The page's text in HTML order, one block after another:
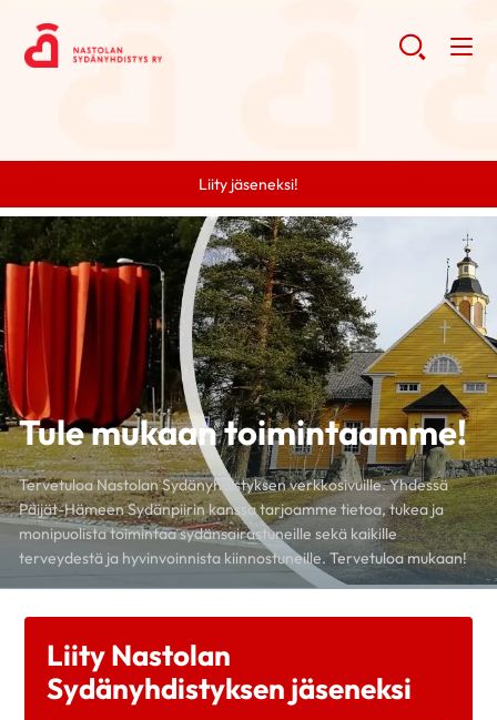
Liity jäseneksi!
Tule mukaan toimintaamme!
Tervetuloa Nastolan Sydänyhdistyksen verkkosivuille. Yhdessä
Päijät-Hämeen Sydänpiirin kanssa tarjoamme tietoa, tukea ja
monipuolista toimintaa sydänsairastuneille sekä kaikille
terveydestä ja hyvinvoinnista kiinnostuneille. Tervetuloa mukaan!
Liity Nastolan
Sydänyhdistyksen jäseneksi